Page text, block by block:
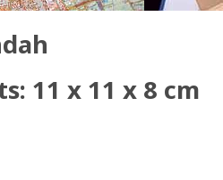
11 x 11 x 8 cm